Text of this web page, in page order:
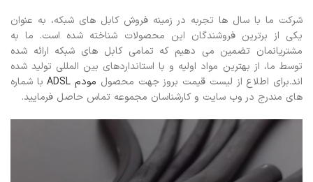
شرکت ما با سال ها تجربه در زمینه فروش کابل های شبکه، به عنوان
یکی از برترین فروشندگان این محصولات شناخته شده است. ما به
مشتریانمان تضمین می دهیم که تمامی کابل های شبکه ارائه شده
توسط ما، از بهترین مواد اولیه و با استانداردهای بین المللی تولید شده
اند.برای اطلاع از لیست قیمت بروز جهت محصول مودم ADSL
با شماره
های مندرج در وب سایت و کارشناسان مجموعه تماس حاصل فرمایید.